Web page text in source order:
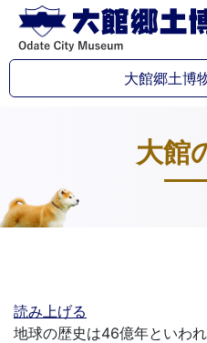
大館郷土博
大館
読み上げる
地球の歴史は46億年といわ